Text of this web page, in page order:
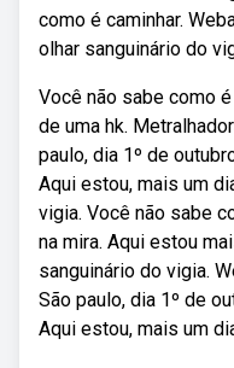
como é caminhar.
olhar sanguinário do
Você não sabe como
de uma hk.
paulo, dia 1º de
Aqui estou, mais um
vigia. Você não sabe
na mira. Aqui estou
sanguinário do vigia.
São paulo, dia 1º de
Aqui estou, mais um